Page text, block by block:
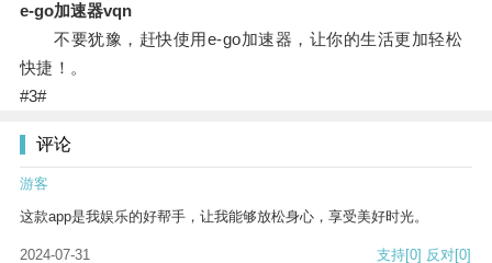
e-go加速器vqn
不要犹豫，赶快使用e-go加速器，让你的生活更加轻松
快捷！。
#3#
评论
游客
这款app是我娱乐的好帮手，让我能够放松身心，享受美好时光。
2024-07-31 支持[0] 反对[0]